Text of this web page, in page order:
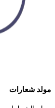
مولد شعارات